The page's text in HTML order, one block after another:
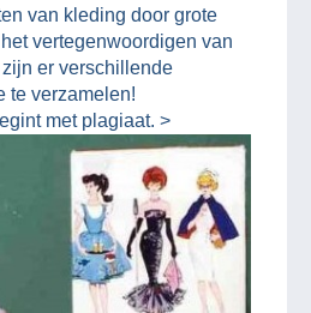
van kleding door grote
vertegenwoordigen van
er verschillende
te verzamelen!
met plagiaat. >